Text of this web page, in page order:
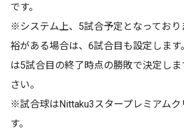
です。
※システム上、5試合予定となっており
裕がある場合は、6試合目も設定しま
は5試合目の終了時点の勝敗で決定し
さい。
※試合球はNittaku3スタープレミアムク
す。